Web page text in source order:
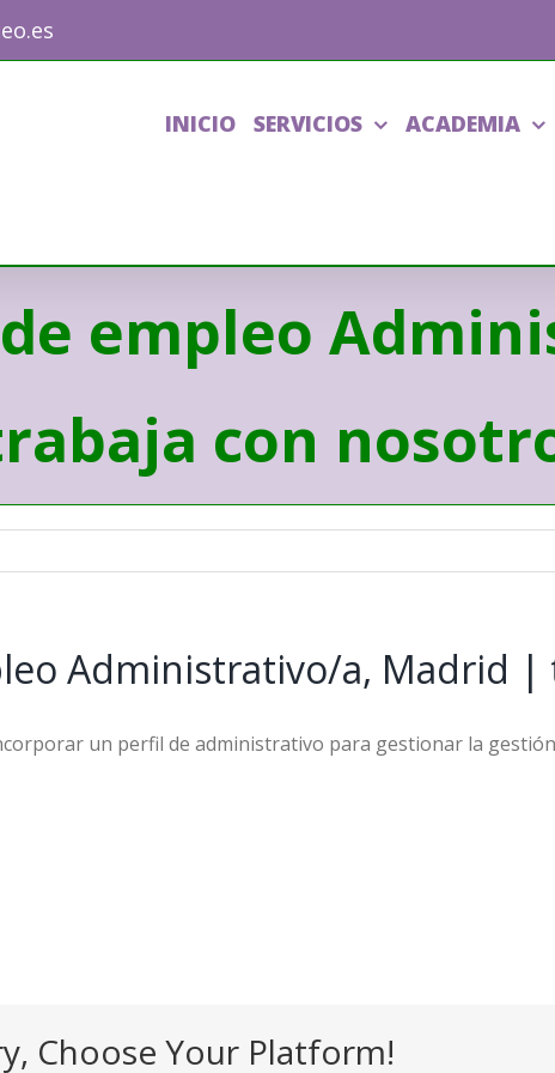
INICIO SERVICIOS ACADEMIA
empleo
con
Administrativo/a, Madrid |
un perfil de administrativo para gestionar la
Choose Your Platform!